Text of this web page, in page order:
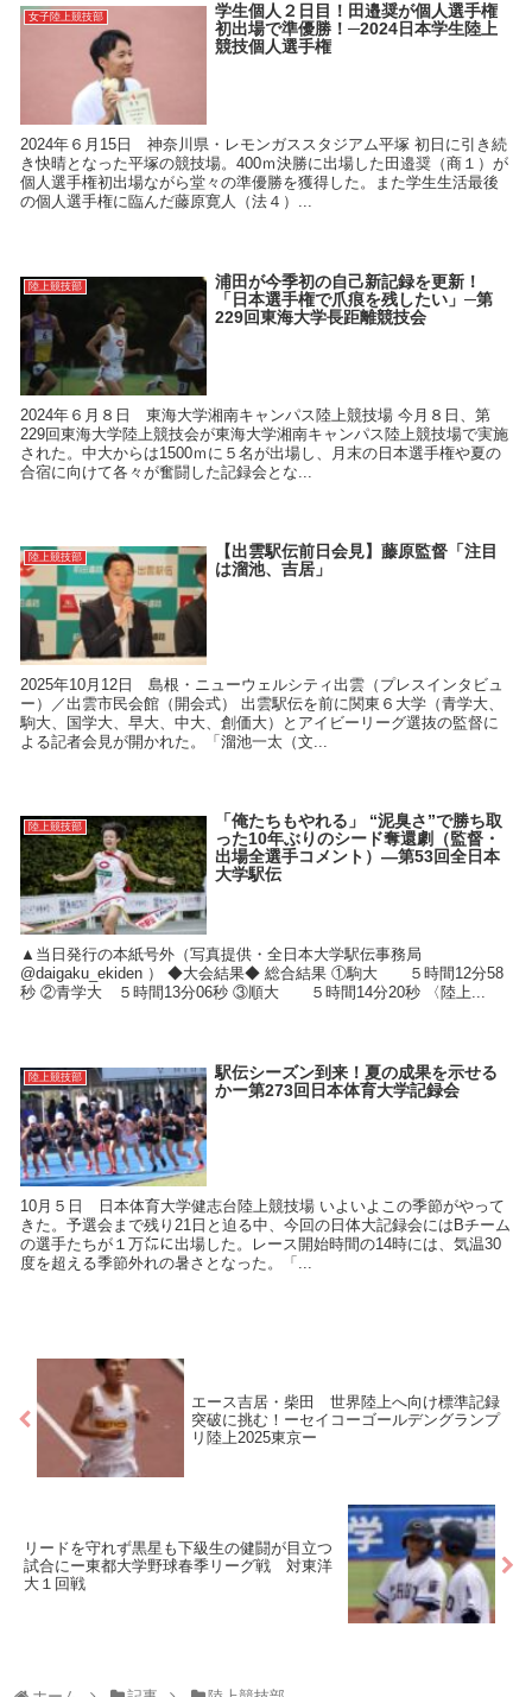
女子陸上競技部
学生個人２日目！田邉奨が個人選手権
初出場で準優勝！─2024日本学生陸上
競技個人選手権
2024年６月15日 神奈川県・レモンガススタジアム平塚 初日に引き続
き快晴となった平塚の競技場。400ｍ決勝に出場した田邉奨（商１）が
個人選手権初出場ながら堂々の準優勝を獲得した。また学生生活最後
の個人選手権に臨んだ藤原寛人（法４）...
陸上競技部
浦田が今季初の自己新記録を更新！
「日本選手権で爪痕を残したい」─第
229回東海大学長距離競技会
2024年６月８日 東海大学湘南キャンパス陸上競技場 今月８日、第
229回東海大学陸上競技会が東海大学湘南キャンパス陸上競技場で実施
された。中大からは1500ｍに５名が出場し、月末の日本選手権や夏の
合宿に向けて各々が奮闘した記録会とな...
陸上競技部
【出雲駅伝前日会見】藤原監督「注目
は溜池、吉居」
2025年10月12日 島根・ニューウェルシティ出雲（プレスインタビュ
ー）／出雲市民会館（開会式） 出雲駅伝を前に関東６大学（青学大、
駒大、国学大、早大、中大、創価大）とアイビーリーグ選抜の監督に
よる記者会見が開かれた。「溜池一太（文...
陸上競技部
「俺たちもやれる」 “泥臭さ”で勝ち取
った10年ぶりのシード奪還劇（監督・
出場全選手コメント）―第53回全日本
大学駅伝
▲当日発行の本紙号外（写真提供・全日本大学駅伝事務局
‎@daigaku_ekiden ） ◆大会結果◆ 総合結果 ①駒大 ５時間12分58
秒 ②青学大 ５時間13分06秒 ③順大 ５時間14分20秒 〈陸上...
陸上競技部
駅伝シーズン到来！夏の成果を示せる
かー第273回日本体育大学記録会
10月５日 日本体育大学健志台陸上競技場 いよいよこの季節がやって
きた。予選会まで残り21日と迫る中、今回の日体大記録会にはBチーム
の選手たちが１万㍍に出場した。レース開始時間の14時には、気温30
度を超える季節外れの暑さとなった。「...
エース吉居・柴田 世界陸上へ向け標準記録
突破に挑む！ーセイコーゴールデングランプ
リ陸上2025東京ー
リードを守れず黒星も下級生の健闘が目立つ
試合にー東都大学野球春季リーグ戦 対東洋
大１回戦